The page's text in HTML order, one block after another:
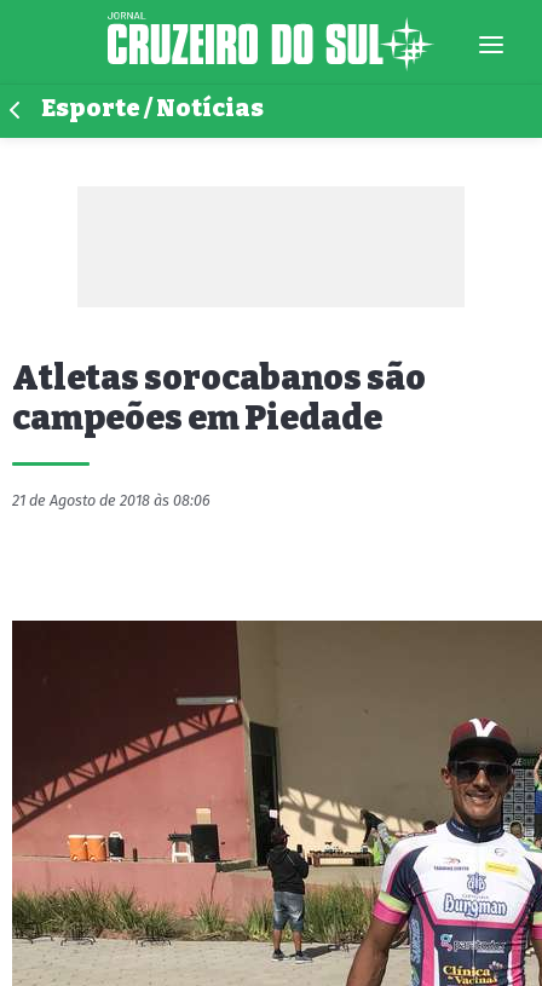
Esporte / Notícias
Atletas sorocabanos são
campeões em Piedade
21 de Agosto de 2018 às 08:06